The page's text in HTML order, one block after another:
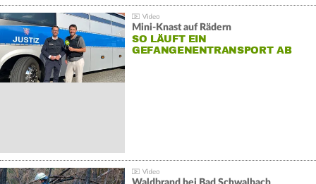
Mini-Knast auf Rädern
SO LÄUFT EIN
GEFANGENENTRANSPORT AB